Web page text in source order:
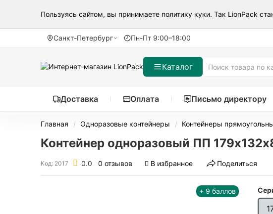
Пользуясь сайтом, вы принимаете политику куки. Так LionPack
Санкт-Петербург Пн-Пт 9:00–18:00
Каталог
Доставка Оплата Письмо директору
Главная Одноразовые контейнеры Контейнеры
Контейнер одноразовый ПП
Код: 2017 0.0 0 отзывов В избранное Поделиться
+ 9 баллов